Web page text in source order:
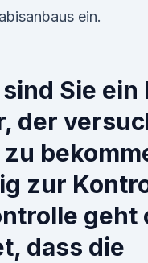
ein.
Sie ein
der
zur
geht
dass die